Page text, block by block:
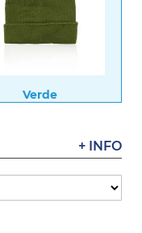
Verde
+ INFO